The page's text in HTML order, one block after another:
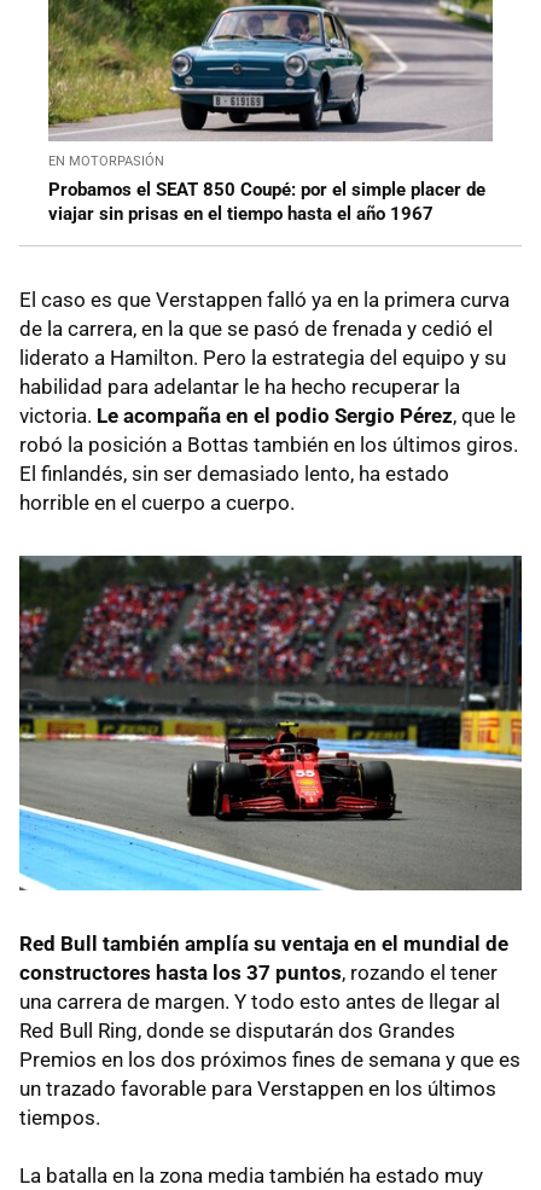
EN MOTORPASIÓN
Probamos el SEAT 850 Coupé: por el simple placer de
viajar sin prisas en el tiempo hasta el año 1967
El caso es que Verstappen falló ya en la primera curva
de la carrera, en la que se pasó de frenada y cedió el
liderato a Hamilton. Pero la estrategia del equipo y su
habilidad para adelantar le ha hecho recuperar la
victoria. Le acompaña en el podio Sergio Pérez, que le
robó la posición a Bottas también en los últimos giros.
El finlandés, sin ser demasiado lento, ha estado
horrible en el cuerpo a cuerpo.
Red Bull también amplía su ventaja en el mundial de
constructores hasta los 37 puntos, rozando el tener
una carrera de margen. Y todo esto antes de llegar al
Red Bull Ring, donde se disputarán dos Grandes
Premios en los dos próximos fines de semana y que es
un trazado favorable para Verstappen en los últimos
tiempos.
La batalla en la zona media también ha estado muy